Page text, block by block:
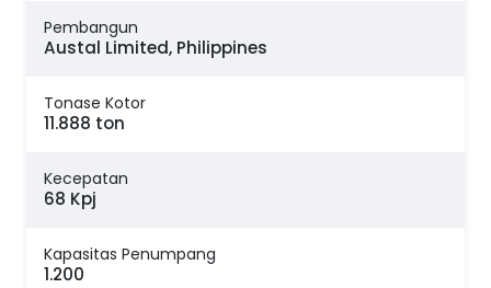
Pembangun
Austal Limited, Philippines
Tonase Kotor
11.888 ton
Kecepatan
68 Kpj
Kapasitas Penumpang
1.200